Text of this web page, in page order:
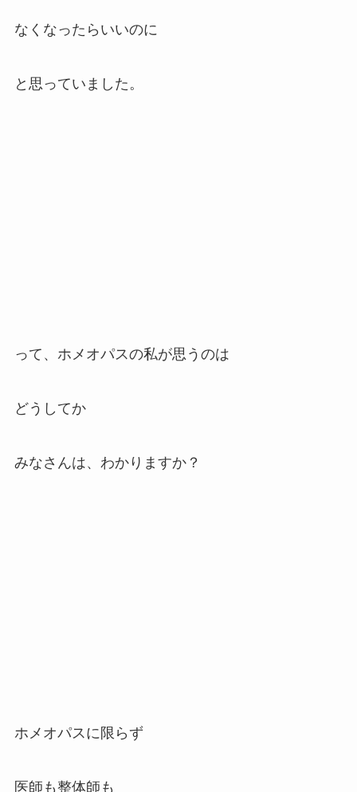
なくなったらいいのに
と思っていました。
って、ホメオパスの私が思うのは
どうしてか
みなさんは、わかりますか？
ホメオパスに限らず
医師も整体師も